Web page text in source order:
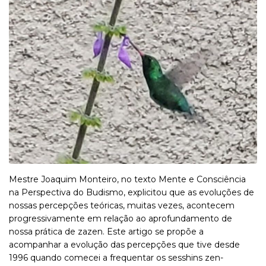
Mestre Joaquim Monteiro, no texto Mente e Consciência
na Perspectiva do Budismo, explicitou que as evoluções de
nossas percepções teóricas, muitas vezes, acontecem
progressivamente em relação ao aprofundamento de
nossa prática de zazen. Este artigo se propõe a
acompanhar a evolução das percepções que tive desde
1996 quando comecei a frequentar os sesshins zen-